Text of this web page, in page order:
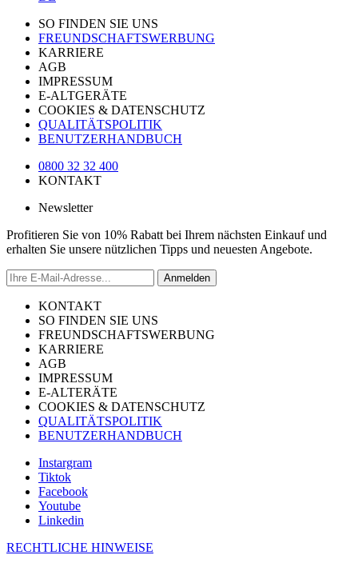
SO FINDEN SIE UNS
FREUNDSCHAFTSWERBUNG
KARRIERE
AGB
IMPRESSUM
E-ALTGERÄTE
COOKIES & DATENSCHUTZ
QUALITÄTSPOLITIK
BENUTZERHANDBUCH
0800 32 32 400
KONTAKT
Newsletter
Profitieren Sie von 10% Rabatt bei Ihrem nächsten Einkauf und
erhalten Sie unsere nützlichen Tipps und neuesten Angebote.
Anmelden
KONTAKT
SO FINDEN SIE UNS
FREUNDSCHAFTSWERBUNG
KARRIERE
AGB
IMPRESSUM
E-ALTERÄTE
COOKIES & DATENSCHUTZ
QUALITÄTSPOLITIK
BENUTZERHANDBUCH
Instargram
Tiktok
Facebook
Youtube
Linkedin
RECHTLICHE HINWEISE